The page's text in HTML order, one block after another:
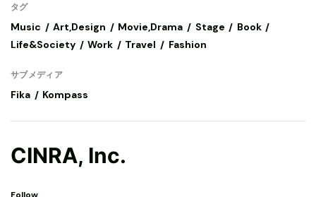
タグ
Music Art,Design Movie,Drama Stage
Book
Life&Society
Work Travel Fashion
サブメディア
Fika Kompass
CINRA, Inc.
Follow